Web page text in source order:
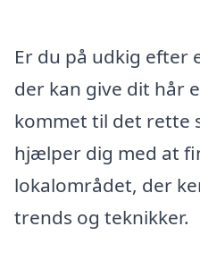
Er du på udkig efter
der kan give dit hår
kommet til det rette
hjælper dig med at
lokalområdet, der
trends og teknikker.